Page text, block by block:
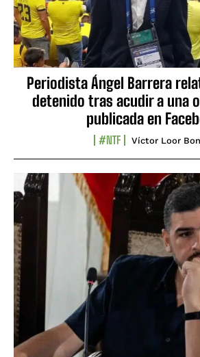
Periodista Ángel Barrera
detenido tras acudir a una
publicada en
#NTF Víctor Loor